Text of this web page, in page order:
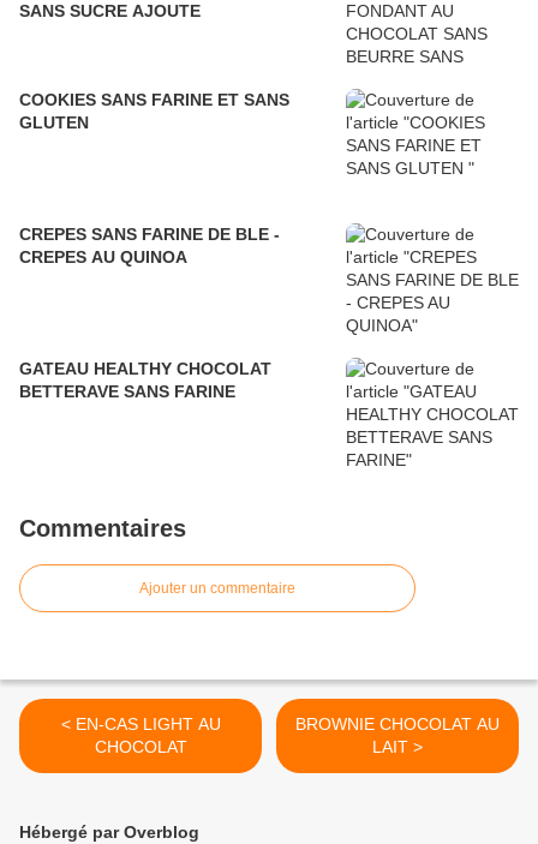
SANS SUCRE AJOUTE
COOKIES SANS FARINE ET SANS
GLUTEN
CREPES SANS FARINE DE BLE -
CREPES AU QUINOA
GATEAU HEALTHY CHOCOLAT
BETTERAVE SANS FARINE
Commentaires
Ajouter un commentaire
< EN-CAS LIGHT AU
CHOCOLAT
BROWNIE CHOCOLAT AU
LAIT >
Hébergé par Overblog